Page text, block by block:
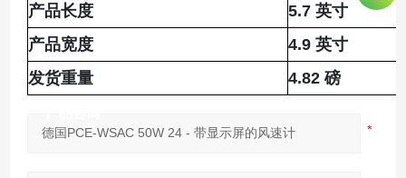
产品长度
5.7 英寸
产品宽度
4.9 英寸
发货重量
4.82 磅